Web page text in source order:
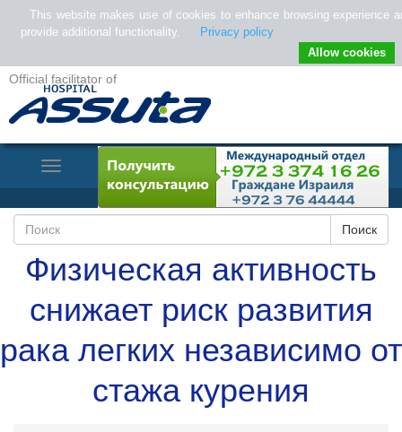
Official facilitator of
Toggle
Navigation
Физическая активность
снижает риск развития
рака легких независимо от
стажа курения
This website makes use of cookies to enhance browsing experience
provide additional functionality.
Privacy policy
Allow cookies